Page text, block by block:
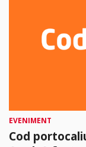
EVENIMENT
Cod